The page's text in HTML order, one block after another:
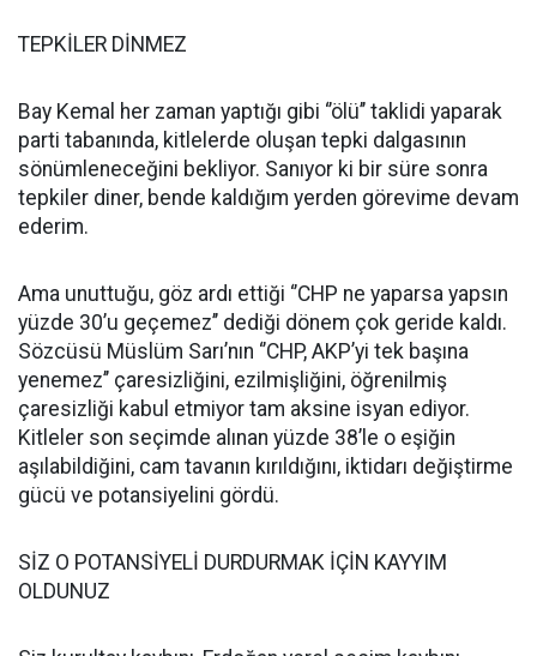
TEPKİLER DİNMEZ
Bay Kemal her zaman yaptığı gibi ‘’ölü’’ taklidi yaparak
parti tabanında, kitlelerde oluşan tepki dalgasının
sönümleneceğini bekliyor. Sanıyor ki bir süre sonra
tepkiler diner, bende kaldığım yerden görevime devam
ederim.
Ama unuttuğu, göz ardı ettiği ‘’CHP ne yaparsa yapsın
yüzde 30’u geçemez’’ dediği dönem çok geride kaldı.
Sözcüsü Müslüm Sarı’nın ‘’CHP, AKP’yi tek başına
yenemez’’ çaresizliğini, ezilmişliğini, öğrenilmiş
çaresizliği kabul etmiyor tam aksine isyan ediyor.
Kitleler son seçimde alınan yüzde 38’le o eşiğin
aşılabildiğini, cam tavanın kırıldığını, iktidarı değiştirme
gücü ve potansiyelini gördü.
SİZ O POTANSİYELİ DURDURMAK İÇİN KAYYIM
OLDUNUZ